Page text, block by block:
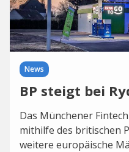
News
BP steigt bei
Das Münchener
mithilfe des britischen
weitere europäische